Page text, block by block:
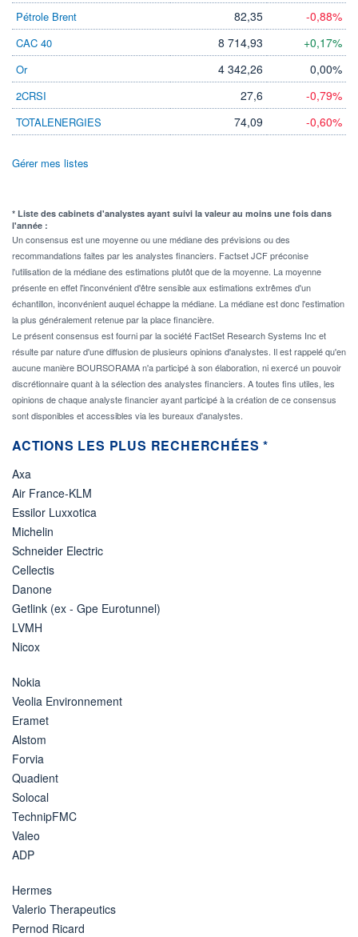
Pétrole Brent 82,35 -0,88%
CAC 40 8 714,93 +0,17%
Or 4 342,26 0,00%
2CRSI 27,6 -0,79%
TOTALENERGIES 74,09 -0,60%
Gérer mes listes
* Liste des cabinets d'analystes ayant suivi la valeur au moins une fois dans
l'année :
Un consensus est une moyenne ou une médiane des prévisions ou des
recommandations faites par les analystes financiers. Factset JCF préconise
l'utilisation de la médiane des estimations plutôt que de la moyenne. La moyenne
présente en effet l'inconvénient d'être sensible aux estimations extrêmes d'un
échantillon, inconvénient auquel échappe la médiane. La médiane est donc l'estimation
la plus généralement retenue par la place financière.
Le présent consensus est fourni par la société FactSet Research Systems Inc et
résulte par nature d'une diffusion de plusieurs opinions d'analystes. Il est rappelé qu'en
aucune manière BOURSORAMA n'a participé à son élaboration, ni exercé un pouvoir
discrétionnaire quant à la sélection des analystes financiers. A toutes fins utiles, les
opinions de chaque analyste financier ayant participé à la création de ce consensus
sont disponibles et accessibles via les bureaux d'analystes.
ACTIONS LES PLUS RECHERCHÉES *
Axa
Air France-KLM
Essilor Luxxotica
Michelin
Schneider Electric
Cellectis
Danone
Getlink (ex - Gpe Eurotunnel)
LVMH
Nicox
Nokia
Veolia Environnement
Eramet
Alstom
Forvia
Quadient
Solocal
TechnipFMC
Valeo
ADP
Hermes
Valerio Therapeutics
Pernod Ricard